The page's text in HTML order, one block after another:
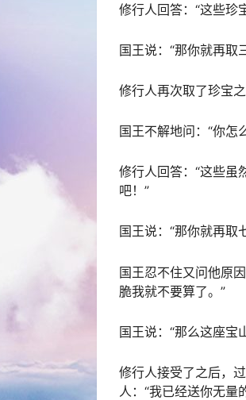
修行人回答：“这些珍
国王说：“那你就再取
修行人再次取了珍宝
国王不解地问：“你怎
修行人回答：“这些虽
吧！”
国王说：“那你就再取
国王忍不住又问他原
脆我就不要算了。”
国王说：“那么这座宝
修行人接受了之后，
人：“我已经送你无量